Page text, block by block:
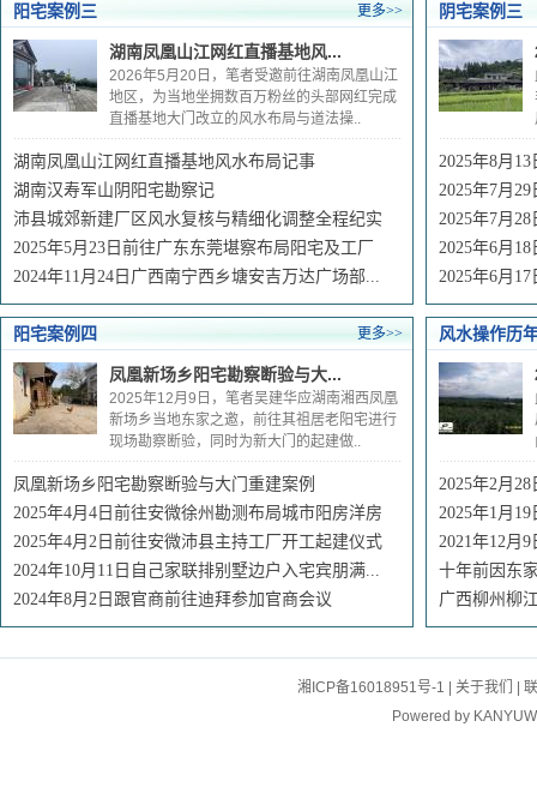
阳宅案例三 更多>>
湖南凤凰山江网红直播基地风...
2026年5月20日，笔者受邀前往湖南凤凰山江
地区，为当地坐拥数百万粉丝的头部网红完成
直播基地大门改立的风水布局与道法操..
湖南凤凰山江网红直播基地风水布局记事
湖南汉寿军山阴阳宅勘察记
沛县城郊新建厂区风水复核与精细化调整全程纪实
2025年5月23日前往广东东莞堪察布局阳宅及工厂
2024年11月24日广西南宁西乡塘安吉万达广场部...
阴宅案例三
2025年8月
2025年7月
2025年7月
2025年6月
2025年6月
阳宅案例四 更多>>
凤凰新场乡阳宅勘察断验与大...
2025年12月9日，笔者吴建华应湖南湘西凤凰
新场乡当地东家之邀，前往其祖居老阳宅进行
现场勘察断验，同时为新大门的起建做..
凤凰新场乡阳宅勘察断验与大门重建案例
2025年4月4日前往安微徐州勘测布局城市阳房洋房
2025年4月2日前往安微沛县主持工厂开工起建仪式
2024年10月11日自己家联排别墅边户入宅宾朋满...
2024年8月2日跟官商前往迪拜参加官商会议
风水操作历
2025年2月
2025年1月
2021年12月
十年前因东
广西柳州柳
湘ICP备16018951号-1 关于我们
Powered by KANYUW